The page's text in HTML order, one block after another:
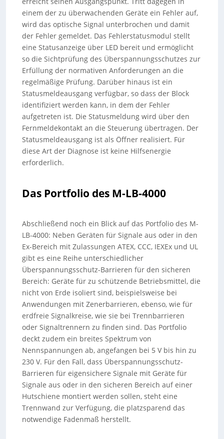
einem der zu überwachenden Geräte ein Fehler auf,
wird das optische Signal unterbrochen und damit
der Fehler gemeldet. Das Fehlerstatusmodul stellt
eine Statusanzeige über LED bereit und ermöglicht
so die Sichtprüfung des Überspannungsschutzes zur
Erfüllung der normativen Anforderungen an die
regelmäßige Prüfung. Darüber hinaus ist ein
Statusmeldeausgang verfügbar, so dass der Block
identifiziert werden kann, in dem der Fehler
aufgetreten ist. Die Statusmeldung wird über den
Fernmeldekontakt an die Steuerung übertragen. Der
Statusmeldeausgang ist als Öffner realisiert. Für
diese Art der Diagnose ist keine Hilfsenergie
erforderlich.
Das Portfolio des M-LB-4000
Abschließend noch ein Blick auf das Portfolio des M-
LB-4000: Neben Geräten für Signale aus oder in den
Ex-Bereich mit Zulassungen ATEX, CCC, IEXEx und UL
gibt es eine Reihe unterschiedlicher
Überspannungsschutz-Barrieren für den sicheren
Bereich: Geräte für zu schützende Betriebsmittel, die
nicht von Erde isoliert sind, beispielsweise bei
Anwendungen mit Zenerbarrieren, ebenso, wie für
erdfreie Signalkreise, wie sie bei Trennbarrieren
oder Signaltrennern zu finden sind. Das Portfolio
deckt zudem ein breites Spektrum von
Nennspannungen ab, angefangen bei 5 V bis hin zu
230 V. Für den Fall, dass Überspannungsschutz-
Barrieren für eigensichere Signale mit Geräte für
Signale aus oder in den sicheren Bereich auf einer
Hutschiene montiert werden sollen, steht eine
Trennwand zur Verfügung, die platzsparend das
notwendige Fadenmaß herstellt.